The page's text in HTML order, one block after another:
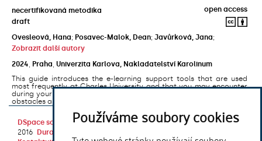
Používáme soubory cookies
necertifikovaná metodika
open access
draft
Ovesleová, Hana; Posavec-Malok, Dean; Javůrková, Jana;
Zobrazit další autory
2024
Praha Univerzita Karlova, Nakladatelství Karolinum
This guide introduces the e-learning support tools that are used
most frequently at Charles University and that you may encounter
during your studies. It will also help you to avoid the most common
obstacles associated ...
DSpace software
copyright © 2002-
2016
DuraSpace
Theme by